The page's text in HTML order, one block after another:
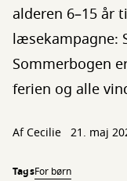
alderen 6–15 år
læsekampagne:
Sommerbogen
ferien og alle
AfCecilie 21. maj
TagsFor børn